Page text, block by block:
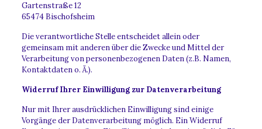
Gartenstraße 12
65474 Bischofsheim
Die verantwortliche Stelle entscheidet allein oder
gemeinsam mit anderen über die Zwecke und Mittel der
Verarbeitung von personenbezogenen Daten (z.B. Namen,
Kontaktdaten o. Ä.).
Widerruf Ihrer Einwilligung zur Datenverarbeitung
Nur mit Ihrer ausdrücklichen Einwilligung sind einige
Vorgänge der Datenverarbeitung möglich. Ein Widerruf